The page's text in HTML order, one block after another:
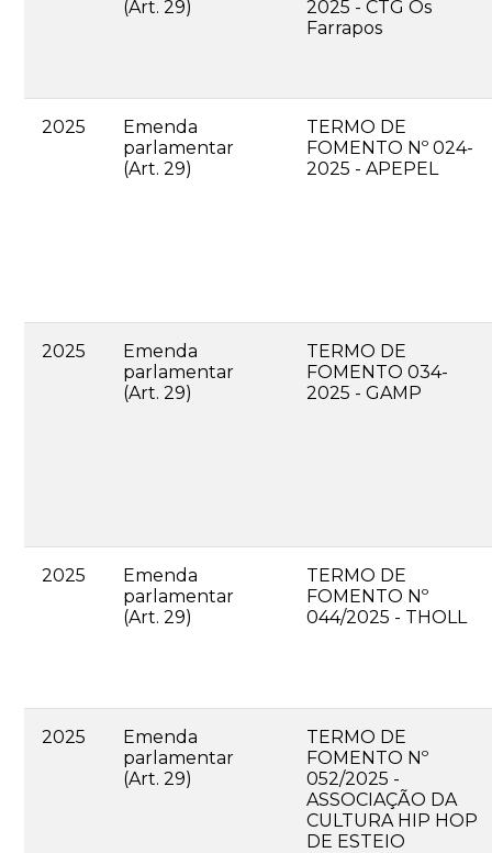
(Art. 29)
2025 - CTG Os
Farrapos
2025
Emenda
parlamentar
(Art. 29)
TERMO DE
FOMENTO Nº 024-
2025 - APEPEL
2025
Emenda
parlamentar
(Art. 29)
TERMO DE
FOMENTO 034-
2025 - GAMP
2025
Emenda
parlamentar
(Art. 29)
TERMO DE
FOMENTO Nº
044/2025 - THOLL
2025
Emenda
parlamentar
(Art. 29)
TERMO DE
FOMENTO Nº
052/2025 -
ASSOCIAÇÃO DA
CULTURA HIP HOP
DE ESTEIO